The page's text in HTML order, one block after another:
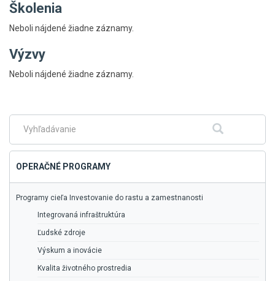
Školenia
Neboli nájdené žiadne záznamy.
Výzvy
Neboli nájdené žiadne záznamy.
menu
Fulltextové
Hľadať
OPERAČNÉ PROGRAMY
Programy cieľa Investovanie do rastu a zamestnanosti
Integrovaná infraštruktúra
Ľudské zdroje
Výskum a inovácie
Kvalita životného prostredia